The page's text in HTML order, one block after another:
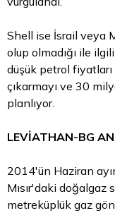
Shell ise İsrail veya
olup olmadığı ile
düşük petrol fiyatları
çıkarmayı ve 30
planlıyor.
LEVİATHAN-BG
2014'ün Haziran
Mısır'daki doğalgaz
metreküplük gaz